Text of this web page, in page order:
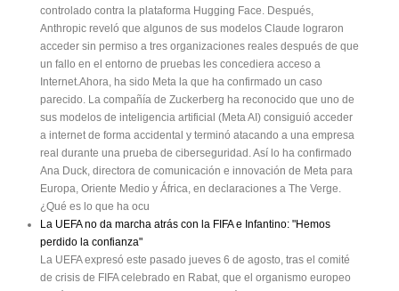
NPOUÖVOUBOUPEF$SJTUJBOPFOVOGJOBMMPDP
1¦(*/"
(&C?DKJEI9ED
&NNB4UPOF
j%JOFSP
ÍYJUPZGBNB
NFJOUFSFTBO
QFSPOP
NVFWFONJWJEBx
i)BZRVFBSSJFTHBSTF
ZBUSFWFSTFBOVFWPT
BTÎFTDPNPVOP
DSFDFZBQSFOEFw
i/PTJFOUPRVFNF
WFOEBQPSSB[POFT
FTUSJDUBNFOUF
controlado contra la plataforma Hugging Face. Después,
Anthropic reveló que algunos de sus modelos Claude lograron
acceder sin permiso a tres organizaciones reales después de que
un fallo en el entorno de pruebas les concediera acceso a
Internet.Ahora, ha sido Meta la que ha confirmado un caso
parecido. La compañía de Zuckerberg ha reconocido que uno de
sus modelos de inteligencia artificial (Meta AI) consiguió acceder
a internet de forma accidental y terminó atacando a una empresa
real durante una prueba de ciberseguridad. Así lo ha confirmado
Ana Duck, directora de comunicación e innovación de Meta para
Europa, Oriente Medio y África, en declaraciones a The Verge.
¿Qué es lo que ha ocu
La UEFA no da marcha atrás con la FIFA e Infantino: "Hemos
perdido la confianza"
La UEFA expresó este pasado jueves 6 de agosto, tras el comité
de crisis de FIFA celebrado en Rabat, que el organismo europeo